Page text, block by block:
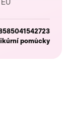
pomůcky